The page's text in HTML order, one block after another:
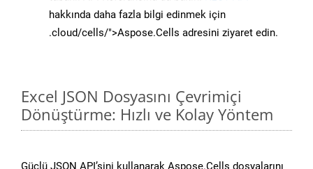
hakkında daha fazla bilgi edinmek için
.cloud/cells/">Aspose.Cells adresini ziyaret edin.
Excel JSON Dosyasını Çevrimiçi
Dönüştürme: Hızlı ve Kolay Yöntem
Güçlü JSON API’sini kullanarak Aspose.Cells dosyalarını